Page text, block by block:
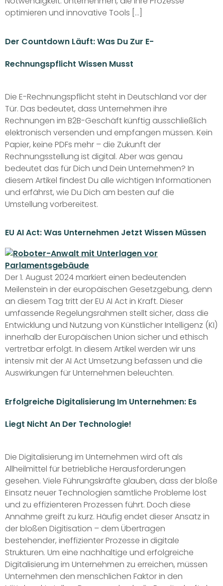
optimieren und innovative Tools […]
Der Countdown Läuft: Was Du Zur E-
Rechnungspflicht Wissen Musst​
Die E-Rechnungspflicht steht in Deutschland vor der
Tür. Das bedeutet, dass Unternehmen ihre
Rechnungen im B2B-Geschäft künftig ausschließlich
elektronisch versenden und empfangen müssen. Kein
Papier, keine PDFs mehr – die Zukunft der
Rechnungsstellung ist digital. Aber was genau
bedeutet das für Dich und Dein Unternehmen? In
diesem Artikel findest Du alle wichtigen Informationen
und erfährst, wie Du Dich am besten auf die
Umstellung vorbereitest.
EU AI Act: Was Unternehmen Jetzt Wissen Müssen​
Der 1. August 2024 markiert einen bedeutenden
Meilenstein in der europäischen Gesetzgebung, denn
an diesem Tag tritt der EU AI Act in Kraft. Dieser
umfassende Regelungsrahmen stellt sicher, dass die
Entwicklung und Nutzung von Künstlicher Intelligenz (KI)
innerhalb der Europäischen Union sicher und ethisch
vertretbar erfolgt. In diesem Artikel werden wir uns
intensiv mit der AI Act Umsetzung befassen und die
Auswirkungen für Unternehmen beleuchten.
Erfolgreiche Digitalisierung Im Unternehmen: Es
Liegt Nicht An Der Technologie!
Die Digitalisierung im Unternehmen wird oft als
Allheilmittel für betriebliche Herausforderungen
gesehen. Viele Führungskräfte glauben, dass der bloße
Einsatz neuer Technologien sämtliche Probleme löst
und zu effizienteren Prozessen führt. Doch diese
Annahme greift zu kurz. Häufig endet dieser Ansatz in
der bloßen Digitisation – dem Übertragen
bestehender, ineffizienter Prozesse in digitale
Strukturen. Um eine nachhaltige und erfolgreiche
Digitalisierung im Unternehmen zu erreichen, müssen
Unternehmen den menschlichen Faktor in den